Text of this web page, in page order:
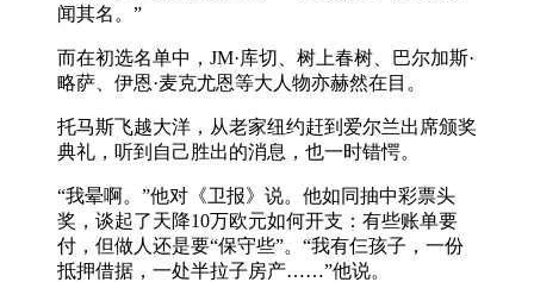
闻其名。”
而在初选名单中，JM·库切、树上春树、巴尔加斯·
略萨、伊恩·麦克尤恩等大人物亦赫然在目。
托马斯飞越大洋，从老家纽约赶到爱尔兰出席颁奖
典礼，听到自己胜出的消息，也一时错愕。
“我晕啊。”他对《卫报》说。他如同抽中彩票头
奖，谈起了天降10万欧元如何开支：有些账单要
付，但做人还是要“保守些”。“我有仨孩子，一份
抵押借据，一处半拉子房产……”他说。